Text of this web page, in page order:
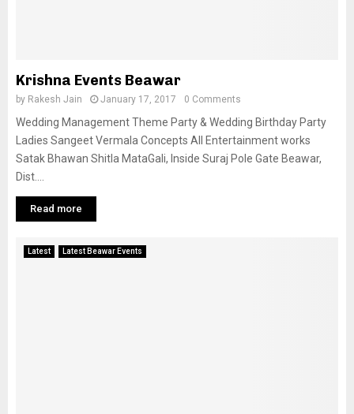
Krishna Events Beawar
by Rakesh Jain January 17, 2017 0 Comments
Wedding Management Theme Party & Wedding Birthday Party
Ladies Sangeet Vermala Concepts All Entertainment works
Satak Bhawan Shitla MataGali, Inside Suraj Pole Gate Beawar,
Dist....
Read more
Latest Latest Beawar Events